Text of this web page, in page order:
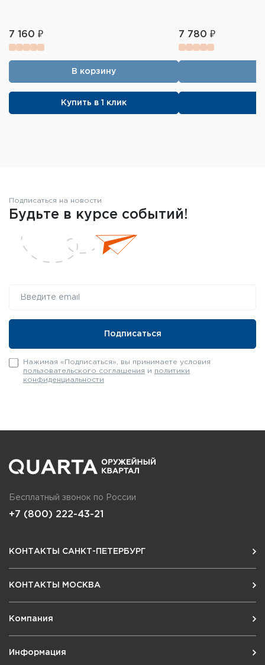
7 160 ₽
В корзину
Купить в 1 клик
7 780 ₽
Подписаться на новости
Будьте в курсе событий!
Нажимая «Подписаться», вы принимаете условия
пользовательского соглашения и политики
конфиденциальности
Бесплатный звонок по России
+7 (800) 222-43-21
КОНТАКТЫ САНКТ-ПЕТЕРБУРГ
КОНТАКТЫ МОСКВА
Компания
Информация